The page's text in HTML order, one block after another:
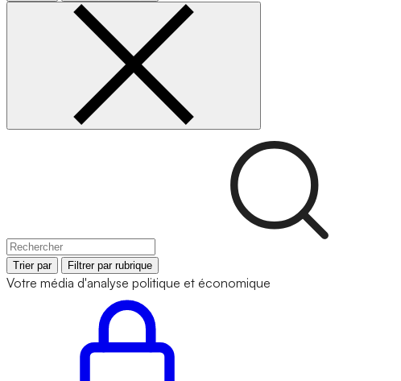
Trier par Filtrer par rubrique
Votre média d'analyse politique et économique